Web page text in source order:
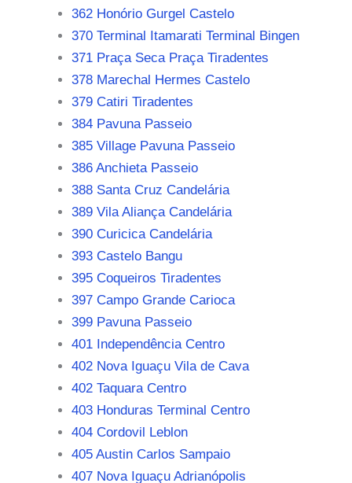
362 Honório Gurgel Castelo
370 Terminal Itamarati Terminal Bingen
371 Praça Seca Praça Tiradentes
378 Marechal Hermes Castelo
379 Catiri Tiradentes
384 Pavuna Passeio
385 Village Pavuna Passeio
386 Anchieta Passeio
388 Santa Cruz Candelária
389 Vila Aliança Candelária
390 Curicica Candelária
393 Castelo Bangu
395 Coqueiros Tiradentes
397 Campo Grande Carioca
399 Pavuna Passeio
401 Independência Centro
402 Nova Iguaçu Vila de Cava
402 Taquara Centro
403 Honduras Terminal Centro
404 Cordovil Leblon
405 Austin Carlos Sampaio
407 Nova Iguaçu Adrianópolis